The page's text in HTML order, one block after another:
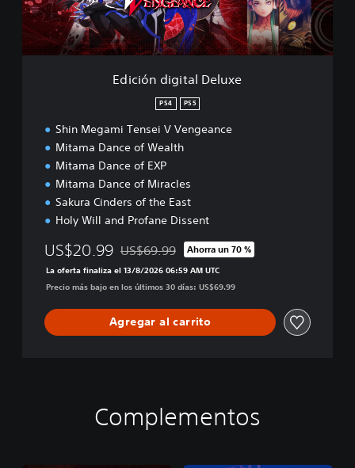
g
t
Edición digital Deluxe
PS4 PS5
Shin Megami Tensei V Vengeance
Mitama Dance of Wealth
Mitama Dance of EXP
Mitama Dance of Miracles
Sakura Cinders of the East
Holy Will and Profane Dissent
US$20.99 Rebajado del precio original de US$69.99
US$69.99 Ahorra un 70 %
La oferta finaliza el 13/8/2026 06:59 AM UTC
Precio más bajo en los últimos 30 días: US$69.99
Agregar al carrito
Complementos